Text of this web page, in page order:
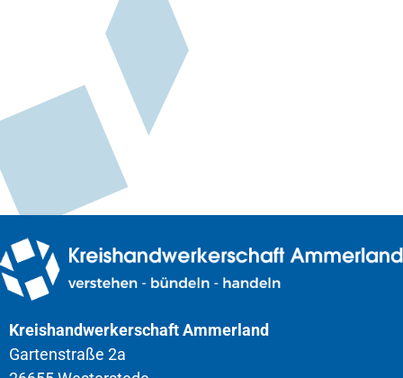
Kreishandwerkerschaft Ammerland
Gartenstraße 2a